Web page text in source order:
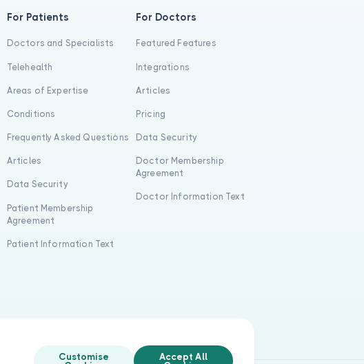
Customise
Accept All
For Patients
Doctors and Specialists
Telehealth
Areas of Expertise
Conditions
Frequently Asked Questions
Articles
Data Security
Patient Membership
Agreement
Patient Information Text
For Doctors
Featured Features
Integrations
Articles
Pricing
Data Security
Doctor Membership
Agreement
Doctor Information Text